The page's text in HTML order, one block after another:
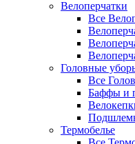
Велоперчатки
Все
Головные
Все
Баффы и
Термобелье